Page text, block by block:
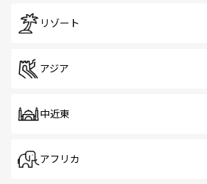
リゾート
アジア
中近東
アフリカ